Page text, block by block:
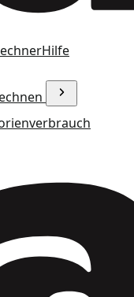
Hilfe